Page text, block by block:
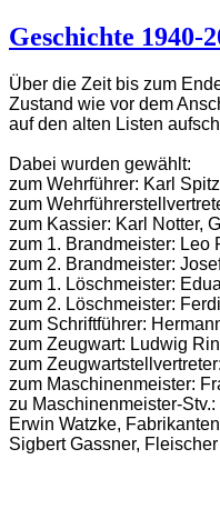
Geschichte 1940-
Über die Zeit bis zum
Zustand wie vor dem
auf den alten Listen
Dabei wurden
zum Wehrführer: Karl
zum
zum Kassier: Karl Notter,
zum 1. Brandmeister: Leo
zum 2. Brandmeister:
zum 1. Löschmeister:
zum 2. Löschmeister:
zum Schriftführer:
zum Zeugwart: Ludwig
zum
zum Maschinenmeister:
zu Maschinenmeister-
Erwin Watzke,
Sigbert Gassner, Fleischer